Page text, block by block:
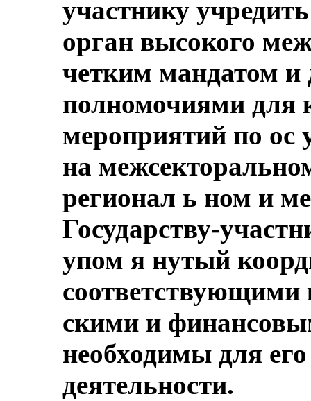
участнику
орган высокого
четким мандатом и
полномочиями для
мероприятий по ос
на
регионал ь ном и
Государству-
упом я нутый
соответствующими
скими и
необходимы для
деятельности.